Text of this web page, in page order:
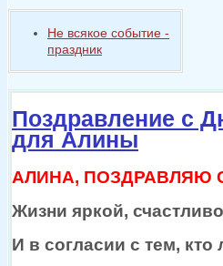
Не всякое событие -
праздник
Поздравление с
для Алины
АЛИНА, ПОЗДРАВЛЯЮ
Жизни яркой,
И в согласии с тем, кто